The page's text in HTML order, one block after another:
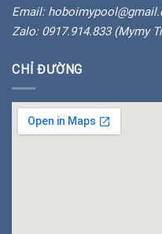
Email:
Zalo: 0917.914.833 (Mymy
CHỈ ĐƯỜNG